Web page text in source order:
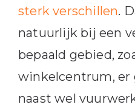
sterk verschillen.
natuurlijk bij een
bepaald gebied,
winkelcentrum, er
naast wel